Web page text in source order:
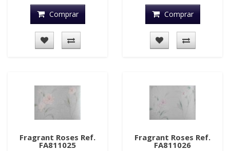
Comprar Comprar
Fragrant Roses Ref.
FA811025
Fragrant Roses Ref.
FA811026